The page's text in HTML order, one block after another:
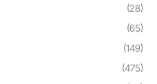
(28)
(65)
(149)
(475)